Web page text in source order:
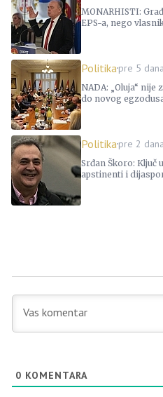
MONARHISTI:
EPS-a, nego
Politika pre 5 dana
NADA: „Oluja“
do novog
Politika pre 2 dana
Srđan Škoro: Ključ
apstinenti i
0 KOMENTARA